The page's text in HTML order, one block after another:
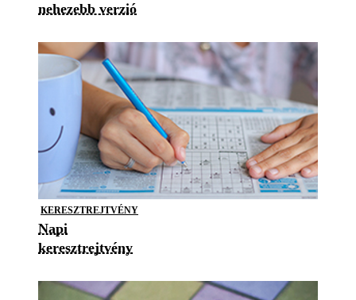
nehezebb verzió
KERESZTREJTVÉNY
Napi
keresztrejtvény